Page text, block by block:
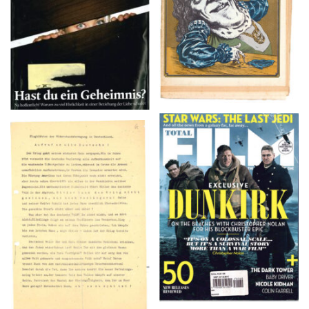
TOTAL FILM #260 –
SUMMER 2017
Flugblätter der Weissen
Rose – V, Januar 1943